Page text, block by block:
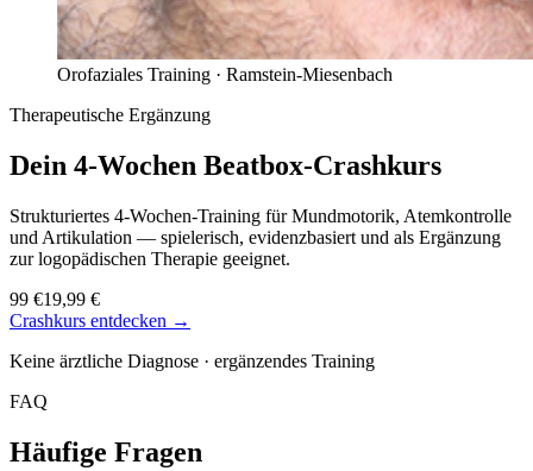
Orofaziales Training · Ramstein-Miesenbach
Therapeutische Ergänzung
Dein 4-Wochen Beatbox-Crashkurs
Strukturiertes 4-Wochen-Training für Mundmotorik, Atemkontrolle
und Artikulation — spielerisch, evidenzbasiert und als Ergänzung
zur logopädischen Therapie geeignet.
99 €19,99 €
Crashkurs entdecken →
Keine ärztliche Diagnose · ergänzendes Training
FAQ
Häufige Fragen